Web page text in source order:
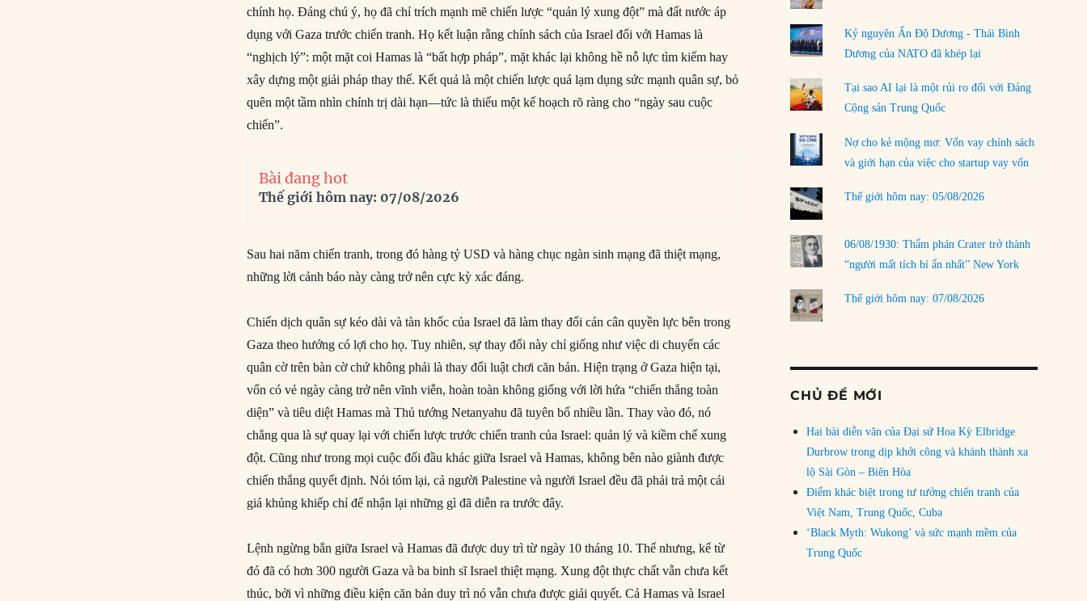
chính họ. Đáng chú ý, họ đã chỉ trích mạnh mẽ chiến lược “quản lý xung đột” mà đất nước áp
dụng với Gaza trước chiến tranh. Họ kết luận rằng chính sách của Israel đối với Hamas là
“nghịch lý”: một mặt coi Hamas là “bất hợp pháp”, mặt khác lại không hề nỗ lực tìm kiếm hay
xây dựng một giải pháp thay thế. Kết quả là một chiến lược quá lạm dụng sức mạnh quân sự, bỏ
quên một tầm nhìn chính trị dài hạn—tức là thiếu một kế hoạch rõ ràng cho “ngày sau cuộc
chiến”.
Bài đang hot
Thế giới hôm nay: 07/08/2026
Sau hai năm chiến tranh, trong đó hàng tỷ USD và hàng chục ngàn sinh mạng đã thiệt mạng,
những lời cảnh báo này càng trở nên cực kỳ xác đáng.
Chiến dịch quân sự kéo dài và tàn khốc của Israel đã làm thay đổi cán cân quyền lực bên trong
Gaza theo hướng có lợi cho họ. Tuy nhiên, sự thay đổi này chỉ giống như việc di chuyển các
quân cờ trên bàn cờ chứ không phải là thay đổi luật chơi căn bản. Hiện trạng ở Gaza hiện tại,
vốn có vẻ ngày càng trở nên vĩnh viễn, hoàn toàn không giống với lời hứa “chiến thắng toàn
diện” và tiêu diệt Hamas mà Thủ tướng Netanyahu đã tuyên bố nhiều lần. Thay vào đó, nó
chẳng qua là sự quay lại với chiến lược trước chiến tranh của Israel: quản lý và kiềm chế xung
đột. Cũng như trong mọi cuộc đối đầu khác giữa Israel và Hamas, không bên nào giành được
chiến thắng quyết định. Nói tóm lại, cả người Palestine và người Israel đều đã phải trả một cái
giá khủng khiếp chỉ để nhận lại những gì đã diễn ra trước đây.
Lệnh ngừng bắn giữa Israel và Hamas đã được duy trì từ ngày 10 tháng 10. Thế nhưng, kể từ
đó đã có hơn 300 người Gaza và ba binh sĩ Israel thiệt mạng. Xung đột thực chất vẫn chưa kết
thúc, bởi vì những điều kiện căn bản duy trì nó vẫn chưa được giải quyết. Cả Hamas và Israel
30/07/2026
LOAD MORE
Kỷ nguyên Ấn Độ Dương - Thái Bình
Dương của NATO đã khép lại
Tại sao AI lại là một rủi ro đối với Đảng
Cộng sản Trung Quốc
Nợ cho kẻ mộng mơ: Vốn vay chính sách
và giới hạn của việc cho startup vay vốn
Thế giới hôm nay: 05/08/2026
06/08/1930: Thẩm phán Crater trở thành
“người mất tích bí ẩn nhất” New York
Thế giới hôm nay: 07/08/2026
CHỦ ĐỀ MỚI
Hai bài diễn văn của Đại sứ Hoa Kỳ Elbridge
Durbrow trong dịp khởi công và khánh thành xa
lộ Sài Gòn – Biên Hòa
Điểm khác biệt trong tư tưởng chiến tranh của
Việt Nam, Trung Quốc, Cuba
‘Black Myth: Wukong’ và sức mạnh mềm của
Trung Quốc